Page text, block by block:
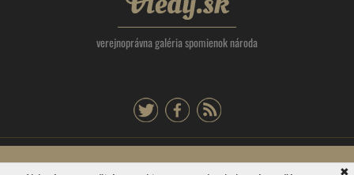
Vtedy.sk
verejnoprávna galéria spomienok národa
twitterfacebook
rss
✖